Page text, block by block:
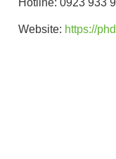
Website: https://